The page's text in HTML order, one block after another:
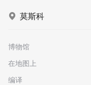
莫斯科
博物馆
在地图上
编译